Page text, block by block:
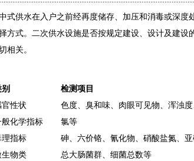
式供水在入户之前经再度储存、加压和消毒或深
方式。二次供水设施是否按规定建设、设计及建
相关。
检测项目
官性状
般化学指标
色度、臭和味、肉眼可见物、浑浊
氯等
理指标
砷、六价铬、氰化物、硝酸盐氮、
生物类
总大肠菌群、细菌总数等